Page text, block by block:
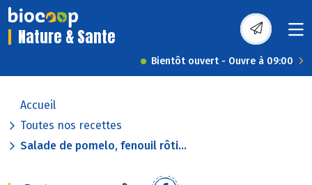
Nature & Sante
Bientôt ouvert - Ouvre à 09:00
Accueil
Toutes nos recettes
Salade de pomelo, fenouil rôti...